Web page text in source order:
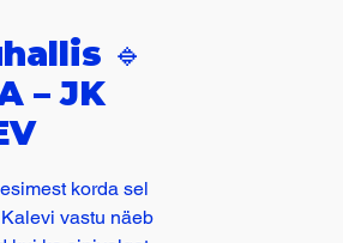
🔹
– JK
korda sel
vastu näeb